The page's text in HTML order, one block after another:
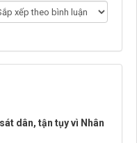
dân, tận tụy vì Nhân